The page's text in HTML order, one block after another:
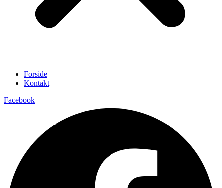
Forside
Kontakt
Facebook